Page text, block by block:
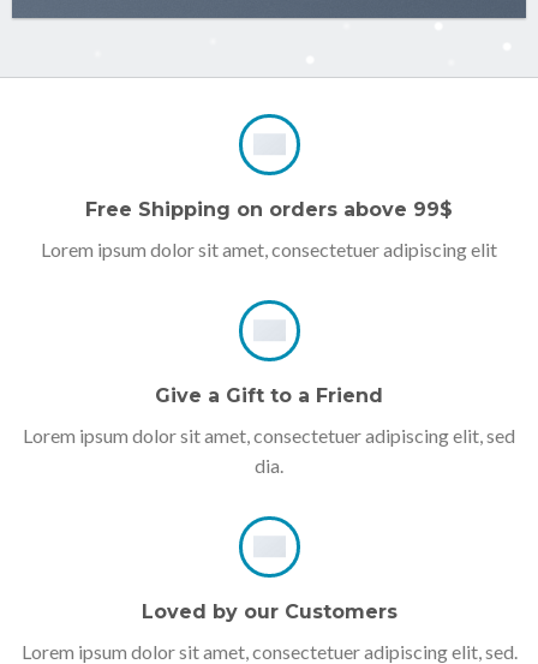
Free Shipping on orders above 99$
Lorem ipsum dolor sit amet, consectetuer adipiscing elit
Give a Gift to a Friend
Lorem ipsum dolor sit amet, consectetuer adipiscing elit, sed
dia.
Loved by our Customers
Lorem ipsum dolor sit amet, consectetuer adipiscing elit, sed.